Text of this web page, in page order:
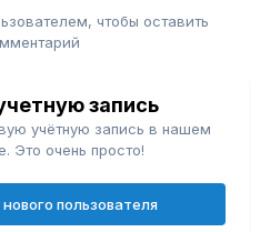
чтобы оставить
запись
учётную запись в нашем
Это очень просто!
пользователя